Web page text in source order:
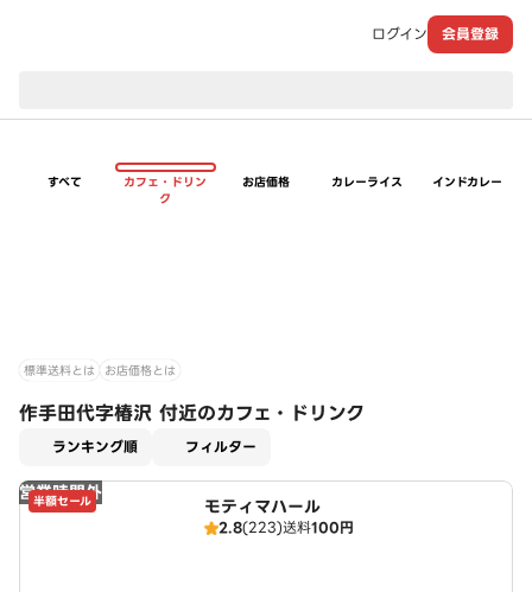
ログイン 会員登録
すべて
カフェ・ドリン
ク
お店価格 カレーライス インドカレー
標準送料とは お店価格とは
作手田代字椿沢 付近のカフェ・ドリンク
ランキング順 フィルター
営業時間外
半額セール モティマハール
2.8(223)送料100円